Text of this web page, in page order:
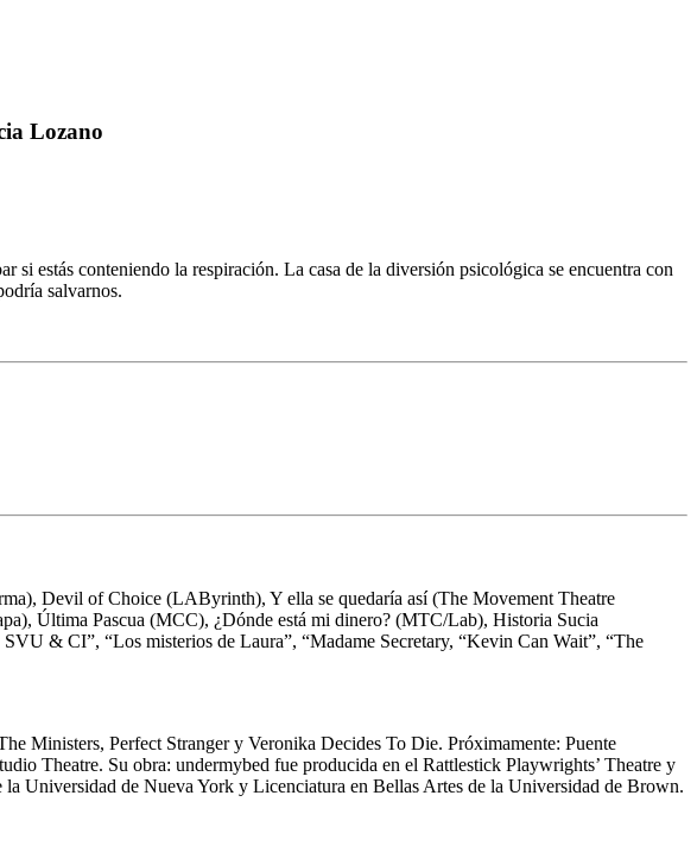
Lozano
estás conteniendo la respiración. La casa de la diversión psicológica se encuentra con
salvarnos.
Devil of Choice (LAByrinth), Y ella se quedaría así (The Movement Theatre
Última Pascua (MCC), ¿Dónde está mi dinero? (MTC/Lab), Historia Sucia
& CI”, “Los misterios de Laura”, “Madame Secretary, “Kevin Can Wait”, “The
Ministers, Perfect Stranger y Veronika Decides To Die. Próximamente: Puente
Theatre. Su obra: undermybed fue producida en el Rattlestick Playwrights’ Theatre y
Universidad de Nueva York y Licenciatura en Bellas Artes de la Universidad de Brown.